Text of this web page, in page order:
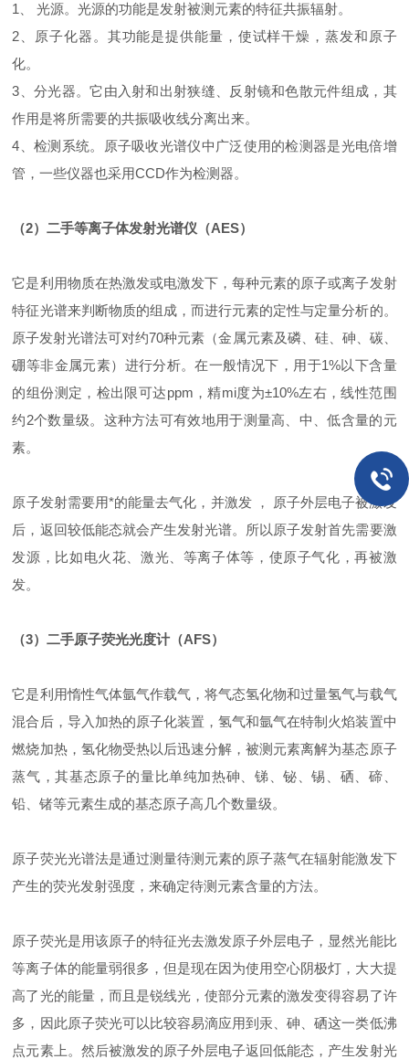
1、 光源。光源的功能是发射被测元素的特征共振辐射。
2、原子化器。其功能是提供能量，使试样干燥，蒸发和原子
化。
3、分光器。它由入射和出射狭缝、反射镜和色散元件组成，其
作用是将所需要的共振吸收线分离出来。
4、检测系统。原子吸收光谱仪中广泛使用的检测器是光电倍增
管，一些仪器也采用CCD作为检测器。
（2）二手等离子体发射光谱仪（AES）
它是利用物质在热激发或电激发下，每种元素的原子或离子发射
特征光谱来判断物质的组成，而进行元素的定性与定量分析的。
原子发射光谱法可对约70种元素（金属元素及磷、硅、砷、碳、
硼等非金属元素）进行分析。在一般情况下，用于1%以下含量
的组份测定，检出限可达ppm，精mi度为±10%左右，线性范围
约2个数量级。这种方法可有效地用于测量高、中、低含量的元
素。
原子发射需要用*的能量去气化，并激发 ， 原子外层电子被激发
后，返回较低能态就会产生发射光谱。所以原子发射首先需要激
发源，比如电火花、激光、等离子体等，使原子气化，再被激
发。
（3）二手原子荧光光度计（AFS）
它是利用惰性气体氩气作载气，将气态氢化物和过量氢气与载气
混合后，导入加热的原子化装置，氢气和氩气在特制火焰装置中
燃烧加热，氢化物受热以后迅速分解，被测元素离解为基态原子
蒸气，其基态原子的量比单纯加热砷、锑、铋、锡、硒、碲、
铅、锗等元素生成的基态原子高几个数量级。
原子荧光光谱法是通过测量待测元素的原子蒸气在辐射能激发下
产生的荧光发射强度，来确定待测元素含量的方法。
原子荧光是用该原子的特征光去激发原子外层电子，显然光能比
等离子体的能量弱很多，但是现在因为使用空心阴极灯，大大提
高了光的能量，而且是锐线光，使部分元素的激发变得容易了许
多，因此原子荧光可以比较容易滴应用到汞、砷、硒这一类低沸
点元素上。然后被激发的原子外层电子返回低能态，产生发射光